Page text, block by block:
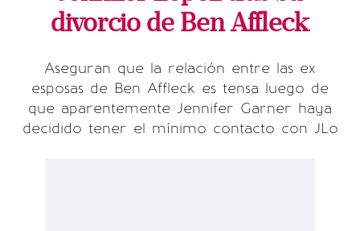
divorcio de Ben Affleck
Aseguran que la relación entre las ex
esposas de Ben Affleck es tensa luego de
que aparentemente Jennifer Garner haya
decidido tener el mínimo contacto con JLo